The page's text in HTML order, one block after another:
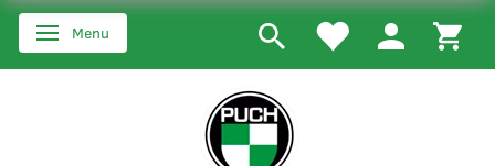
Skifte navigation
Menu